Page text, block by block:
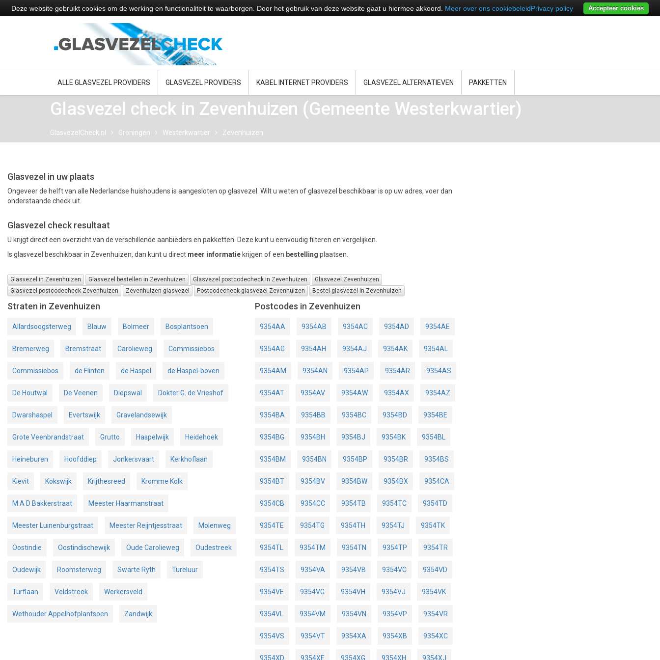
ALLE GLASVEZEL PROVIDERS GLASVEZEL PROVIDERS KABEL INTERNET PROVIDERS GLASVEZEL ALTERNATIEVEN PAKKETTEN
Glasvezel check in Zevenhuizen (Gemeente Westerkwartier)
GlasvezelCheck.nl Groningen Westerkwartier Zevenhuizen
Glasvezel in uw plaats
Ongeveer de helft van alle Nederlandse huishoudens is aangesloten op glasvezel. Wilt u weten of glasvezel beschikbaar is op uw adres, voer dan
onderstaande check uit.
Glasvezel check resultaat
U krijgt direct een overzicht van de verschillende aanbieders en pakketten. Deze kunt u eenvoudig filteren en vergelijken.
Is glasvezel beschikbaar in Zevenhuizen, dan kunt u direct meer informatie krijgen of een bestelling plaatsen.
Glasvezel in Zevenhuizen Glasvezel bestellen in Zevenhuizen Glasvezel postcodecheck in Zevenhuizen
Glasvezel Zevenhuizen
Glasvezel postcodecheck Zevenhuizen
Zevenhuizen glasvezel Postcodecheck glasvezel Zevenhuizen Bestel glasvezel in Zevenhuizen
Straten in Zevenhuizen
Allardsoogsterweg Blauw Bolmeer Bosplantsoen
Bremerweg Bremstraat Carolieweg Commissiebos
Commissiebos de Flinten de Haspel de Haspel-boven
De Houtwal De Veenen Diepswal Dokter G. de Vrieshof
Dwarshaspel Evertswijk Gravelandsewijk
Grote Veenbrandstraat Grutto Haspelwijk Heidehoek
Heineburen Hoofddiep Jonkersvaart Kerkhoflaan
Kievit Kokswijk Krijthesreed Kromme Kolk
M A D Bakkerstraat Meester Haarmanstraat
Meester Luinenburgstraat Meester Reijntjesstraat Molenweg
Oostindie Oostindischewijk Oude Carolieweg Oudestreek
Oudewijk Roomsterweg Swarte Ryth Tureluur
Turflaan Veldstreek Werkersveld
Wethouder Appelhofplantsoen Zandwijk
Postcodes in Zevenhuizen
9354AA 9354AB 9354AC 9354AD 9354AE
9354AG 9354AH 9354AJ 9354AK 9354AL
9354AM 9354AN 9354AP 9354AR 9354AS
9354AT 9354AV 9354AW 9354AX 9354AZ
9354BA 9354BB 9354BC 9354BD 9354BE
9354BG 9354BH 9354BJ 9354BK 9354BL
9354BM 9354BN 9354BP 9354BR 9354BS
9354BT 9354BV 9354BW 9354BX 9354CA
9354CB 9354CC 9354TB 9354TC 9354TD
9354TE 9354TG 9354TH 9354TJ 9354TK
9354TL 9354TM 9354TN 9354TP 9354TR
9354TS 9354VA 9354VB 9354VC 9354VD
9354VE 9354VG 9354VH 9354VJ 9354VK
9354VL 9354VM 9354VN 9354VP 9354VR
9354VS 9354VT 9354XA 9354XB 9354XC
9354XD 9354XE 9354XG 9354XH 9354XJ
Deze website gebruikt cookies om de werking en functionaliteit te waarborgen. Door het gebruik van deze website gaat u hiermee akkoord. Meer over ons cookiebeleidPrivacy policy Accepteer cookies